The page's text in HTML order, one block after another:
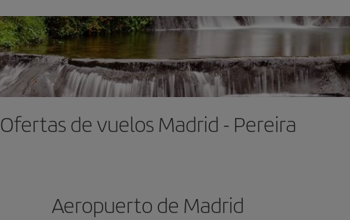
Ofertas de vuelos Madrid - Pereira
Aeropuerto de Madrid